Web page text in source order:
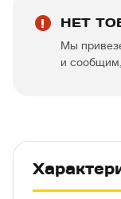
НЕТ
Мы
и